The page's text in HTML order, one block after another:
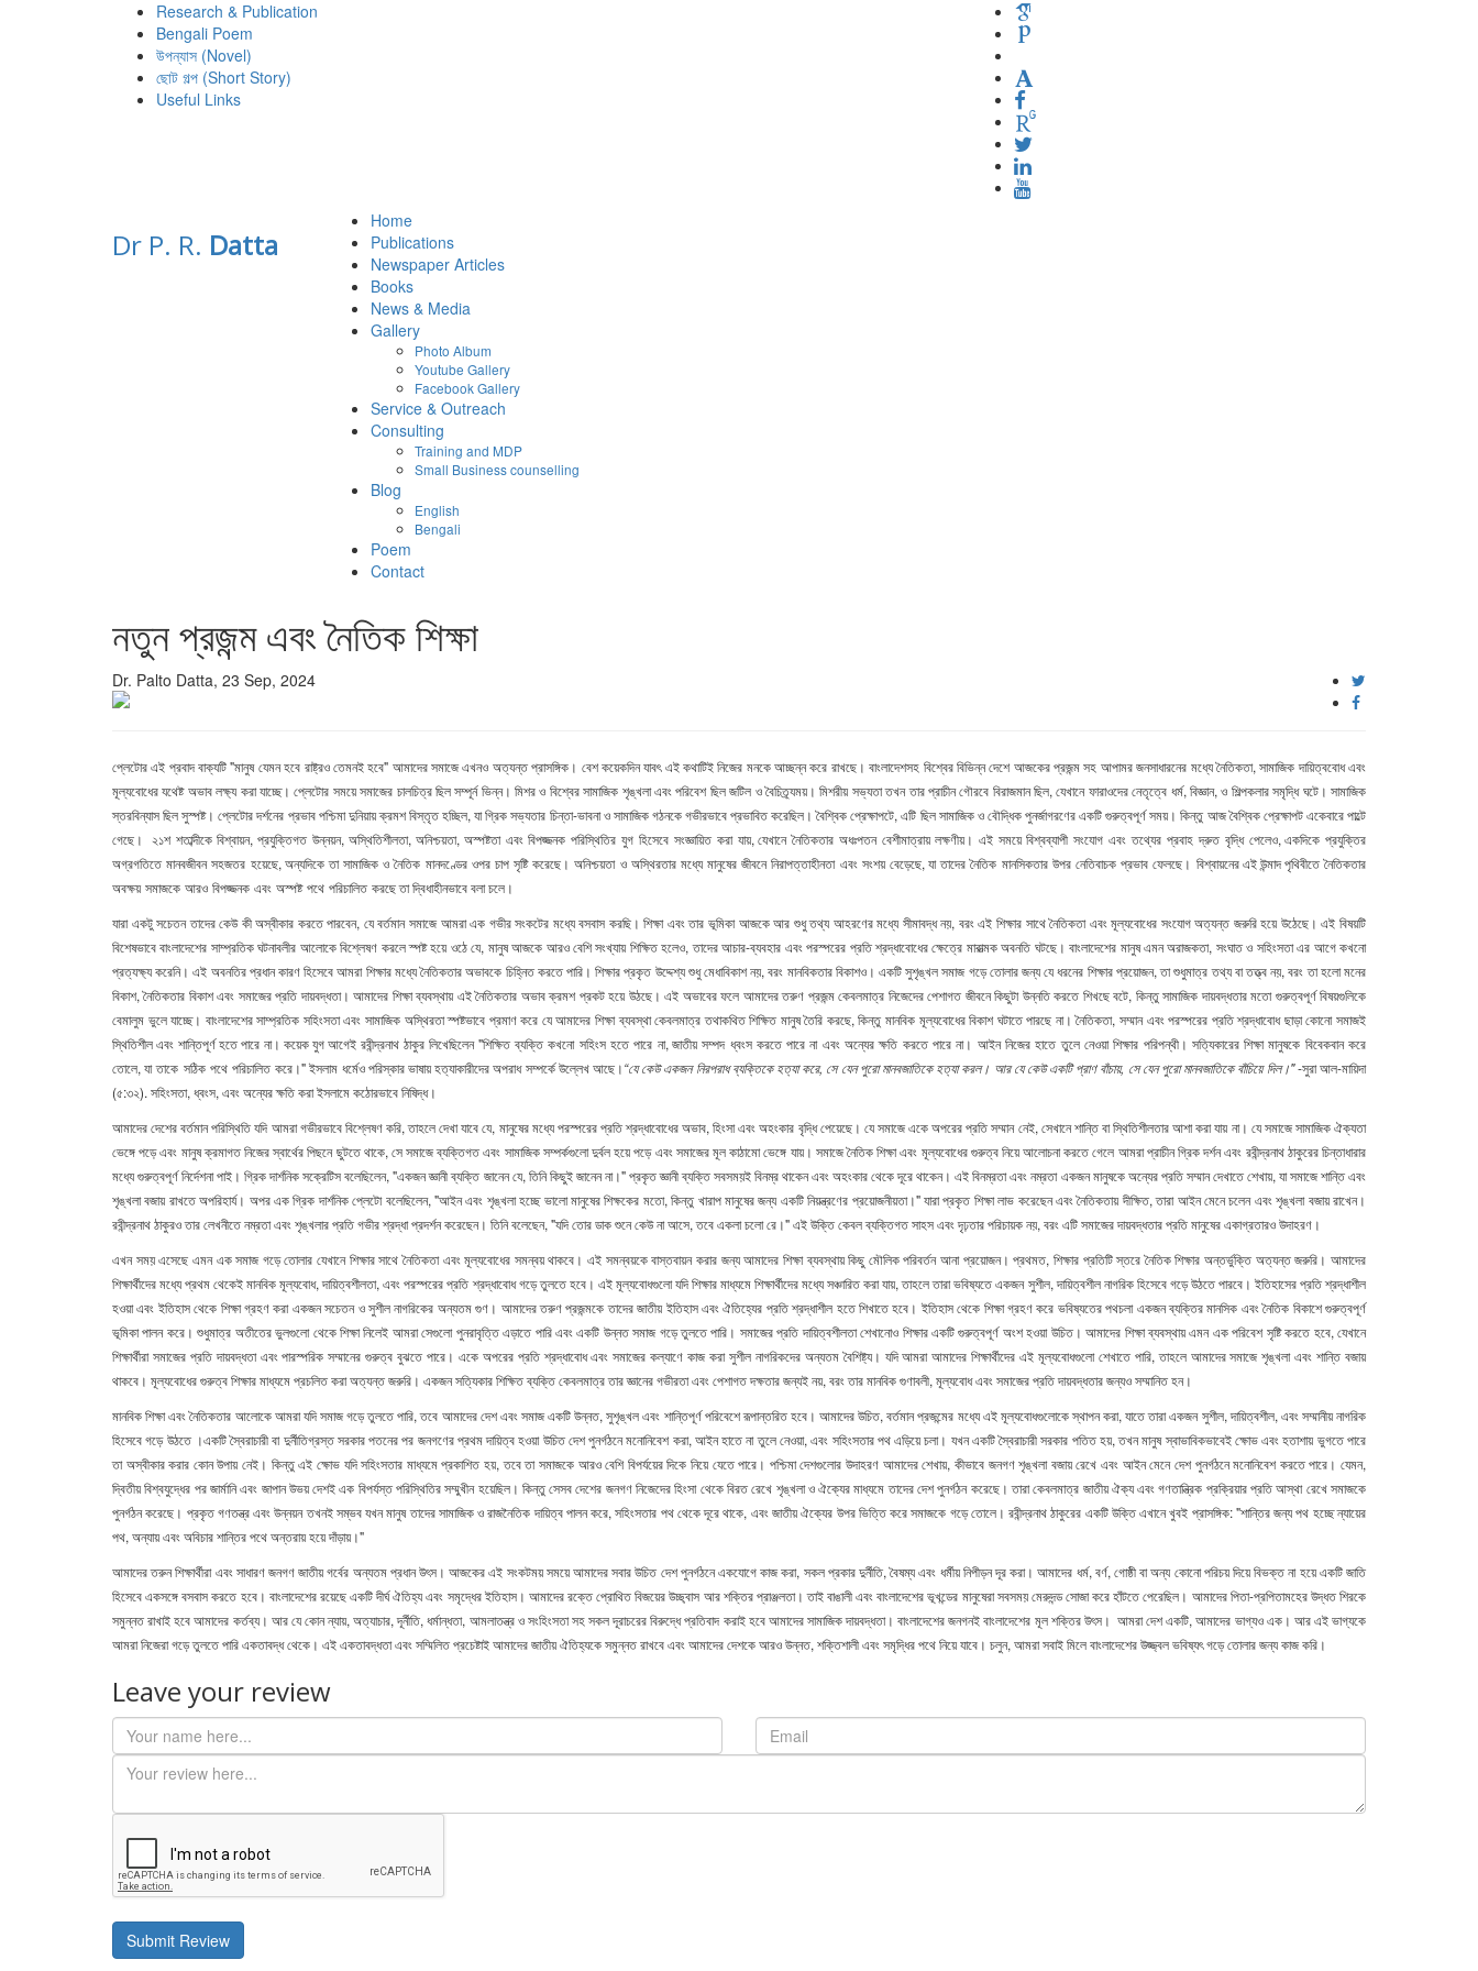
Research & Publication
Bengali Poem
উপন্যাস (Novel)
ছোট গল্প (Short Story)
Useful Links
Dr P. R. Datta
Home
Publications
Newspaper Articles
Books
News & Media
Gallery
Photo Album
Youtube Gallery
Facebook Gallery
Service & Outreach
Consulting
Training and MDP
Small Business counselling
Blog
English
Bengali
Poem
Contact
নতুন প্রজন্ম এবং নৈতিক শিক্ষা
Dr. Palto Datta, 23 Sep, 2024
প্লেটোর এই প্রবাদ বাক্যটি "মানুষ যেমন হবে রাষ্ট্রও তেমনই হবে" আমাদের সমাজে এখনও অত্যন্ত প্রাসঙ্গিক। বেশ কয়েকদিন যাবৎ এই কথাটিই নিজের মনকে আচ্ছন্ন করে রাখছে। বাংলাদেশসহ বিশ্বের বিভিন্ন দেশে আজকের প্রজন্ম সহ আপামর জনসাধারনের মধ্যে নৈতিকতা, সামাজিক দায়িত্ববোধ এবং
মূল্যবোধের যথেষ্ট অভাব লক্ষ্য করা যাচ্ছে। প্লেটোর সময়ে সমাজের চালচিত্র ছিল সম্পূর্ন ভিন্ন। মিশর ও বিশ্বের সামাজিক শৃঙ্খলা এবং পরিবেশ ছিল জটিল ও বৈচিত্র্যময়। মিশরীয় সভ্যতা তখন তার প্রাচীন গৌরবে বিরাজমান ছিল, যেখানে ফারাওদের নেতৃত্বে ধর্ম, বিজ্ঞান, ও শিল্পকলার সমৃদ্ধি ঘটে। সামাজিক
স্তরবিন্যাস ছিল সুস্পষ্ট। প্লেটোর দর্শনের প্রভাব পশ্চিমা দুনিয়ায় ক্রমশ বিস্তৃত হচ্ছিল, যা গ্রিক সভ্যতার চিন্তা-ভাবনা ও সামাজিক গঠনকে গভীরভাবে প্রভাবিত করেছিল। বৈশ্বিক প্রেক্ষাপটে, এটি ছিল সামাজিক ও বৌদ্ধিক পুনর্জাগরণের একটি গুরুত্বপূর্ণ সময়। কিন্তু আজ বৈশ্বিক প্রেক্ষাপট একেবারে পাল্টে
গেছে। ২১শ শতাব্দীকে বিশ্বায়ন,প্রযুক্তিগত উন্নয়ন,অস্থিতিশীলতা, অনিশ্চয়তা, অস্পষ্টতা এবং বিপজ্জনক পরিস্থিতির যুগ হিসেবে সংজ্ঞায়িত করা যায়,যেখানে নৈতিকতার অধঃপতন বেশীমাত্রায় লক্ষণীয়। এই সময়ে বিশ্বব্যাপী সংযোগ এবং তথ্যের প্রবাহ দ্রুত বৃদ্ধি পেলেও,একদিকে প্রযুক্তির
অগ্রগতিতে মানবজীবন সহজতর হয়েছে, অন্যদিকে তা সামাজিক ও নৈতিক মানদণ্ডের ওপর চাপ সৃষ্টি করেছে। অনিশ্চয়তা ও অস্থিরতার মধ্যে মানুষের জীবনে নিরাপত্তাহীনতা এবং সংশয় বেড়েছে,যা তাদের নৈতিক মানসিকতার উপর নেতিবাচক প্রভাব ফেলছে। বিশ্বায়নের এই উন্মাদ পৃথিবীতে নৈতিকতার
অবক্ষয় সমাজকে আরও বিপজ্জনক এবং অস্পষ্ট পথে পরিচালিত করছে তা দ্বিধাহীনভাবে বলা চলে।
যারা একটু সচেতন তাদের কেউ কী অস্বীকার করতে পারবেন, যেবর্তমান সমাজে আমরা এক গভীর সংকটের মধ্যে বসবাস করছি। শিক্ষা এবং তার ভূমিকা আজকে আর শুধু তথ্য আহরণের মধ্যে সীমাবদ্ধ নয়, বরং এই শিক্ষার সাথে নৈতিকতা এবং মূল্যবোধের সংযোগ অত্যন্ত জরুরি হয়ে উঠেছে। এই বিষয়টি
বিশেষভাবে বাংলাদেশের সাম্প্রতিক ঘটনাবলীর আলোকে বিশ্লেষণ করলে স্পষ্ট হয়ে ওঠে যে, মানুষ আজকে আরও বেশি সংখ্যায় শিক্ষিত হলেও, তাদের আচার-ব্যবহার এবং পরস্পরের প্রতি শ্রদ্ধাবোধের ক্ষেত্রে মারাত্মক অবনতি ঘটছে। বাংলাদেশের মানুষ এমন অরাজকতা, সংঘাত ও সহিংসতা এর আগে কখনো
প্রত্যক্ষ্য করেনি। এই অবনতির প্রধান কারণ হিসেবে আমরা শিক্ষার মধ্যে নৈতিকতার অভাবকে চিহ্নিত করতে পারি। শিক্ষার প্রকৃত উদ্দেশ্য শুধু মেধাবিকাশ নয়, বরং মানবিকতার বিকাশও। একটি সুশৃঙ্খল সমাজ গড়ে তোলার জন্য যে ধরনের শিক্ষার প্রয়োজন, তা শুধুমাত্র তথ্য বা তত্ত্ব নয়, বরং তা হলো মনের
বিকাশ, নৈতিকতার বিকাশ এবং সমাজের প্রতি দায়বদ্ধতা। আমাদের শিক্ষা ব্যবস্থায় এই নৈতিকতার অভাব ক্রমশ প্রকট হয়ে উঠছে। এই অভাবের ফলে আমাদের তরুণ প্রজন্ম কেবলমাত্র নিজেদের পেশাগত জীবনে কিছুটা উন্নতি করতে শিখছে বটে, কিন্তু সামাজিক দায়বদ্ধতার মতো গুরুত্বপূর্ণ বিষয়গুলিকে
বেমালুম ভুলে যাচ্ছে। বাংলাদেশের সাম্প্রতিক সহিংসতা এবং সামাজিক অস্থিরতা স্পষ্টভাবে প্রমাণ করে যে আমাদের শিক্ষা ব্যবস্থা কেবলমাত্র তথাকথিত শিক্ষিত মানুষ তৈরি করছে, কিন্তু মানবিক মূল্যবোধের বিকাশ ঘটাতে পারছে না। নৈতিকতা, সম্মান এবং পরস্পরের প্রতি শ্রদ্ধাবোধ ছাড়া কোনো সমাজই
স্থিতিশীল এবং শান্তিপূর্ণ হতে পারে না। কয়েক যুগ আগেই রবীন্দ্রনাথ ঠাকুর লিখেছিলেন"শিক্ষিত ব্যক্তি কখনো সহিংস হতে পারে না, জাতীয় সম্পদ ধ্বংস করতে পারে না এবং অন্যের ক্ষতি করতে পারে না। আইন নিজের হাতে তুলে নেওয়া শিক্ষার পরিপন্থী। সত্যিকারের শিক্ষা মানুষকে বিবেকবান করে
তোলে,যা তাকে সঠিক পথে পরিচালিত করে।"ইসলাম ধর্মেও পরিস্কার ভাষায় হত্যাকারীদের অপরাধ সম্পর্কে উল্লেখ আছে।“যে কেউ একজন নিরপরাধ ব্যক্তিকে হত্যা করে, সে যেন পুরো মানবজাতিকে হত্যা করল। আর যে কেউ একটি প্রাণ বাঁচায়, সে যেন পুরো মানবজাতিকে বাঁচিয়ে দিল।"-সুরা আল-মায়িদা
(৫:৩২). সহিংসতা, ধ্বংস, এবং অন্যের ক্ষতি করা ইসলামে কঠোরভাবে নিষিদ্ধ।
আমাদের দেশের বর্তমান পরিস্থিতি যদি আমরা গভীরভাবে বিশ্লেষণ করি, তাহলে দেখা যাবে যে, মানুষের মধ্যে পরস্পরের প্রতি শ্রদ্ধাবোধের অভাব, হিংসা এবং অহংকার বৃদ্ধি পেয়েছে। যে সমাজে একে অপরের প্রতি সম্মান নেই, সেখানে শান্তি বা স্থিতিশীলতার আশা করা যায় না। যে সমাজে সামাজিক ঐক্যতা
ভেঙ্গে পড়ে এবং মানুষ ক্রমাগত নিজের স্বার্থের পিছনে ছুটতে থাকে, সে সমাজে ব্যক্তিগত এবং সামাজিক সম্পর্কগুলো দুর্বল হয়ে পড়ে এবং সমাজের মূল কাঠামো ভেঙ্গে যায়। সমাজে নৈতিক শিক্ষা এবং মূল্যবোধের গুরুত্ব নিয়ে আলোচনা করতে গেলে আমরা প্রাচীন গ্রিক দর্শন এবং রবীন্দ্রনাথ ঠাকুরের চিন্তাধারার
মধ্যে গুরুত্বপূর্ণ নির্দেশনা পাই। গ্রিক দার্শনিক সক্রেটিস বলেছিলেন, "একজন জ্ঞানী ব্যক্তি জানেন যে, তিনি কিছুই জানেন না।" প্রকৃত জ্ঞানী ব্যক্তি সবসময়ই বিনম্র থাকেন এবং অহংকার থেকে দূরে থাকেন। এই বিনম্রতা এবং নম্রতা একজন মানুষকে অন্যের প্রতি সম্মান দেখাতে শেখায়, যা সমাজে শান্তি এবং
শৃঙ্খলা বজায় রাখতে অপরিহার্য। অপর এক গ্রিক দার্শনিক প্লেটো বলেছিলেন, "আইন এবং শৃঙ্খলা হচ্ছে ভালো মানুষের শিক্ষকের মতো, কিন্তু খারাপ মানুষের জন্য একটি নিয়ন্ত্রণের প্রয়োজনীয়তা।" যারা প্রকৃত শিক্ষা লাভ করেছেন এবং নৈতিকতায় দীক্ষিত, তারা আইন মেনে চলেন এবং শৃঙ্খলা বজায় রাখেন।
রবীন্দ্রনাথ ঠাকুরও তার লেখনীতে নম্রতা এবং শৃঙ্খলার প্রতি গভীর শ্রদ্ধা প্রদর্শন করেছেন। তিনি বলেছেন, "যদি তোর ডাক শুনে কেউ না আসে, তবে একলা চলো রে।" এই উক্তি কেবল ব্যক্তিগত সাহস এবং দৃঢ়তার পরিচায়ক নয়, বরং এটি সমাজের দায়বদ্ধতার প্রতি মানুষের একাগ্রতারও উদাহরণ।
এখন সময় এসেছে এমন এক সমাজ গড়ে তোলার যেখানে শিক্ষার সাথে নৈতিকতা এবং মূল্যবোধের সমন্বয় থাকবে। এই সমন্বয়কে বাস্তবায়ন করার জন্য আমাদের শিক্ষা ব্যবস্থায় কিছু মৌলিক পরিবর্তন আনা প্রয়োজন। প্রথমত, শিক্ষার প্রতিটি স্তরে নৈতিক শিক্ষার অন্তর্ভুক্তি অত্যন্ত জরুরি। আমাদের
শিক্ষার্থীদের মধ্যে প্রথম থেকেই মানবিক মূল্যবোধ, দায়িত্বশীলতা, এবং পরস্পরের প্রতি শ্রদ্ধাবোধ গড়ে তুলতে হবে। এই মূল্যবোধগুলো যদি শিক্ষার মাধ্যমে শিক্ষার্থীদের মধ্যে সঞ্চারিত করা যায়, তাহলে তারা ভবিষ্যতে একজন সুশীল, দায়িত্বশীল নাগরিক হিসেবে গড়ে উঠতে পারবে। ইতিহাসের প্রতি শ্রদ্ধাশীল
হওয়া এবং ইতিহাস থেকে শিক্ষা গ্রহণ করা একজন সচেতন ও সুশীল নাগরিকের অন্যতম গুণ। আমাদের তরুণ প্রজন্মকে তাদের জাতীয় ইতিহাস এবং ঐতিহ্যের প্রতি শ্রদ্ধাশীল হতে শিখাতে হবে। ইতিহাস থেকে শিক্ষা গ্রহণ করে ভবিষ্যতের পথচলা একজন ব্যক্তির মানসিক এবং নৈতিক বিকাশে গুরুত্বপূর্ণ
ভূমিকা পালন করে। শুধুমাত্র অতীতের ভুলগুলো থেকে শিক্ষা নিলেই আমরা সেগুলো পুনরাবৃত্তি এড়াতে পারি এবং একটি উন্নত সমাজ গড়ে তুলতে পারি। সমাজের প্রতি দায়িত্বশীলতা শেখানোও শিক্ষার একটি গুরুত্বপূর্ণ অংশ হওয়া উচিত। আমাদের শিক্ষা ব্যবস্থায় এমন এক পরিবেশ সৃষ্টি করতে হবে, যেখানে
শিক্ষার্থীরা সমাজের প্রতি দায়বদ্ধতা এবং পারস্পরিক সম্মানের গুরুত্ব বুঝতে পারে। একে অপরের প্রতি শ্রদ্ধাবোধ এবং সমাজের কল্যাণে কাজ করা সুশীল নাগরিকদের অন্যতম বৈশিষ্ট্য। যদি আমরা আমাদের শিক্ষার্থীদের এই মূল্যবোধগুলো শেখাতে পারি, তাহলে আমাদের সমাজে শৃঙ্খলা এবং শান্তি বজায়
থাকবে। মূল্যবোধের গুরুত্ব শিক্ষার মাধ্যমে প্রচলিত করা অত্যন্ত জরুরি। একজন সত্যিকার শিক্ষিত ব্যক্তি কেবলমাত্র তার জ্ঞানের গভীরতা এবং পেশাগত দক্ষতার জন্যই নয়, বরং তার মানবিক গুণাবলী, মূল্যবোধ এবং সমাজের প্রতি দায়বদ্ধতার জন্যও সম্মানিত হন।
মানবিক শিক্ষা এবং নৈতিকতার আলোকে আমরা যদি সমাজ গড়ে তুলতে পারি, তবে আমাদের দেশ এবং সমাজ একটি উন্নত, সুশৃঙ্খল এবং শান্তিপূর্ণ পরিবেশে রূপান্তরিত হবে। আমাদের উচিত, বর্তমান প্রজন্মের মধ্যে এই মূল্যবোধগুলোকে স্থাপন করা, যাতে তারা একজন সুশীল, দায়িত্বশীল, এবং সম্মানীয় নাগরিক
হিসেবে গড়ে উঠতে ।একটি স্বৈরাচারী বা দুর্নীতিগ্রস্ত সরকার পতনের পর জনগণের প্রথম দায়িত্ব হওয়া উচিত দেশ পুনর্গঠনে মনোনিবেশ করা, আইন হাতে না তুলে নেওয়া, এবং সহিংসতার পথ এড়িয়ে চলা। যখন একটি স্বৈরাচারী সরকার পতিত হয়, তখন মানুষ স্বাভাবিকভাবেই ক্ষোভ এবং হতাশায় ভুগতে পারে
তা অস্বীকার করার কোন উপায় নেই। কিন্তু এই ক্ষোভ যদি সহিংসতার মাধ্যমে প্রকাশিত হয়, তবে তা সমাজকে আরও বেশি বিপর্যয়ের দিকে নিয়ে যেতে পারে। পশ্চিমা দেশগুলোর উদাহরণ আমাদের শেখায়, কীভাবে জনগণ শৃঙ্খলা বজায় রেখে এবং আইন মেনে দেশ পুনর্গঠনে মনোনিবেশ করতে পারে। যেমন,
দ্বিতীয় বিশ্বযুদ্ধের পর জার্মানি এবং জাপান উভয় দেশই এক বিপর্যস্ত পরিস্থিতির সম্মুখীন হয়েছিল। কিন্তু সেসব দেশের জনগণ নিজেদের হিংসা থেকে বিরত রেখে শৃঙ্খলা ও ঐক্যের মাধ্যমে তাদের দেশ পুনর্গঠন করেছে। তারা কেবলমাত্র জাতীয় ঐক্য এবং গণতান্ত্রিক প্রক্রিয়ার প্রতি আস্থা রেখে সমাজকে
পুনর্গঠন করেছে। প্রকৃত গণতন্ত্র এবং উন্নয়ন তখনই সম্ভব যখন মানুষ তাদের সামাজিক ও রাজনৈতিক দায়িত্ব পালন করে, সহিংসতার পথ থেকে দূরে থাকে, এবং জাতীয় ঐক্যের উপর ভিত্তি করে সমাজকে গড়ে তোলে। রবীন্দ্রনাথ ঠাকুরের একটি উক্তি এখানে খুবই প্রাসঙ্গিক: "শান্তির জন্য পথ হচ্ছে ন্যায়ের
পথ, অন্যায় এবং অবিচার শান্তির পথে অন্তরায় হয়ে দাঁড়ায়।"
আমাদের তরুন শিক্ষার্থীরা এবং সাধারণ জনগণ জাতীয় গর্বের অন্যতম প্রধান উৎস। আজকের এই সংকটময় সময়ে আমাদের সবার উচিত দেশ পুনর্গঠনে একযোগে কাজ করা, সকল প্রকার দুর্নীতি, বৈষম্য এবং ধর্মীয় নিপীড়ন দূর করা। আমাদের ধর্ম, বর্ণ, গোষ্ঠী বা অন্য কোনো পরিচয় দিয়ে বিভক্ত না হয়ে একটি জাতি
হিসেবে একসঙ্গে বসবাস করতে হবে। বাংলাদেশের রয়েছে একটি দীর্ঘ ঐতিহ্য এবং সমৃদ্ধের ইতিহাস। আমাদের রক্তে প্রোথিত বিজয়ের উচ্ছ্বাস আর শক্তির প্রাঞ্জলতা। তাই বাঙালী এবং বাংলাদেশের ভূখন্ডের মানুষেরা সবসময় মেরুদন্ড সোজা করে হাঁটতে পেরেছিল। আমাদের পিতা-প্রপিতামহের উদ্ধত শিরকে
সমুন্নত রাখাই হবে আমাদের কর্তব্য। আর যে কোন ন্যায়, অত্যাচার, দূর্নীতি, ধর্মান্ধতা, আমলাতন্ত্র ও সংহিংসতা সহ সকল দূরাচরের বিরুদ্ধে প্রতিবাদ করাই হবে আমাদের সামাজিক দায়বদ্ধতা। বাংলাদেশের জনগনই বাংলাদেশের মূল শক্তির উৎস। আমরা দেশ একটি, আমাদের ভাগ্যও এক। আর এই ভাগ্যকে
আমরা নিজেরা গড়ে তুলতে পারি একতাবদ্ধ থেকে। এই একতাবদ্ধতা এবং সম্মিলিত প্রচেষ্টাই আমাদের জাতীয় ঐতিহ্যকে সমুন্নত রাখবে এবং আমাদের দেশকে আরও উন্নত, শক্তিশালী এবং সমৃদ্ধির পথে নিয়ে যাবে। চলুন, আমরা সবাই মিলে বাংলাদেশের উজ্জ্বল ভবিষ্যৎ গড়ে তোলার জন্য কাজ করি।
Leave your review
Submit Review